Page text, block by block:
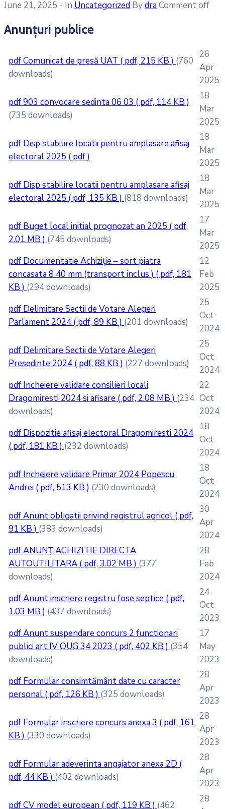
June 21, 2025 - In Uncategorized BydraComment off
Anunțuri publice
pdfComunicat de presă UAT ( pdf, 215 KB ) (760
downloads)
26
Apr
2025
pdf903 convocare sedinta 06 03 ( pdf, 114 KB )
(735 downloads)
18
Mar
2025
pdf Disp stabilire locatii pentru amplasare afisaj
electoral 2025 ( pdf )
18
Mar
2025
pdf Disp stabilire locatii pentru amplasare afisaj
electoral 2025 ( pdf, 135 KB ) (818 downloads)
18
Mar
2025
pdf Buget local initial prognozat an 2025 ( pdf,
2.01 MB ) (745 downloads)
17
Mar
2025
pdf Documentatie Achiziție – sort piatra
concasata 8 40 mm (transport inclus ) ( pdf, 181
KB ) (294 downloads)
12
Feb
2025
pdf Delimitare Sectii de Votare Alegeri
Parlament 2024 ( pdf, 89 KB ) (201 downloads)
25
Oct
2024
pdf Delimitare Sectii de Votare Alegeri
Presedinte 2024 ( pdf, 88 KB ) (227 downloads)
25
Oct
2024
pdf Incheiere validare consilieri locali
Dragomiresti 2024 si afisare ( pdf, 2.08 MB ) (234
downloads)
22
Oct
2024
pdf Dispozitie afisaj electoral Dragomiresti 2024
( pdf, 181 KB ) (232 downloads)
18
Oct
2024
pdf Incheiere validare Primar 2024 Popescu
Andrei ( pdf, 513 KB ) (230 downloads)
18
Oct
2024
pdfAnunt obligatii privind registrul agricol ( pdf,
91 KB ) (383 downloads)
30
Apr
2024
pdfANUNȚ ACHIZITIE DIRECTA
AUTOUTILITARA ( pdf, 3.02 MB ) (377
downloads)
28
Feb
2024
pdfAnunt inscriere registru fose septice ( pdf,
1.03 MB ) (437 downloads)
24
Oct
2023
pdfAnunt suspendare concurs 2 functionari
publici art IV OUG 34 2023 ( pdf, 402 KB ) (354
downloads)
17
May
2023
pdf Formular consimtământ date cu caracter
personal ( pdf, 126 KB ) (325 downloads)
28
Apr
2023
pdf Formular inscriere concurs anexa 3 ( pdf, 161
KB ) (330 downloads)
28
Apr
2023
pdf Formular adeverinta angajator anexa 2D (
pdf, 44 KB ) (402 downloads)
28
Apr
2023
pdfCV model european ( pdf, 119 KB ) (462
28